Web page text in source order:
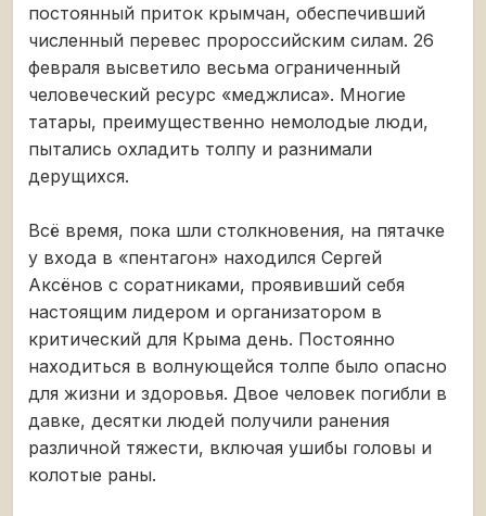
постоянный приток крымчан, обеспечивший
численный перевес пророссийским силам. 26
февраля высветило весьма ограниченный
человеческий ресурс «меджлиса». Многие
татары, преимущественно немолодые люди,
пытались охладить толпу и разнимали
дерущихся.
Всё время, пока шли столкновения, на пятачке
у входа в «пентагон» находился Сергей
Аксёнов с соратниками, проявивший себя
настоящим лидером и организатором в
критический для Крыма день. Постоянно
находиться в волнующейся толпе было опасно
для жизни и здоровья. Двое человек погибли в
давке, десятки людей получили ранения
различной тяжести, включая ушибы головы и
колотые раны.